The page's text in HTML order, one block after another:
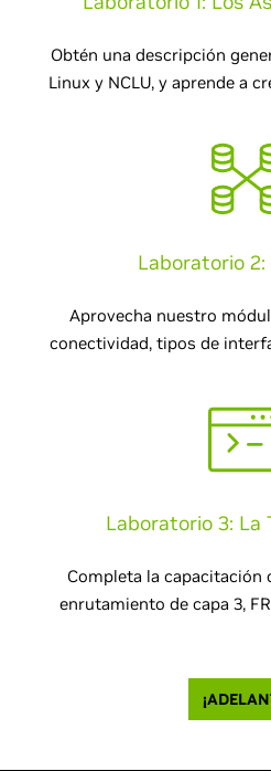
Obtén una descripción
Linux y NCLU, y aprende a
Laboratorio
Aprovecha nuestro
conectividad, tipos de
Laboratorio 3: La
Completa la capacitación
enrutamiento de capa 3,